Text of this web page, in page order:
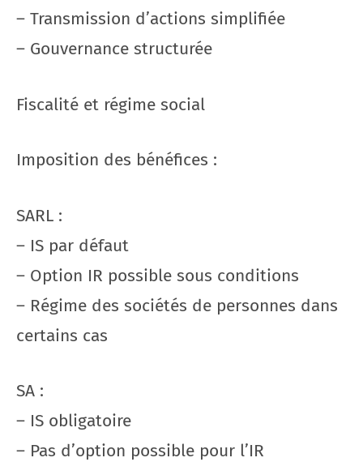
– Transmission d’actions simplifiée
– Gouvernance structurée
Fiscalité et régime social
Imposition des bénéfices :
SARL :
– IS par défaut
– Option IR possible sous conditions
– Régime des sociétés de personnes dans
certains cas
SA :
– IS obligatoire
– Pas d’option possible pour l’IR